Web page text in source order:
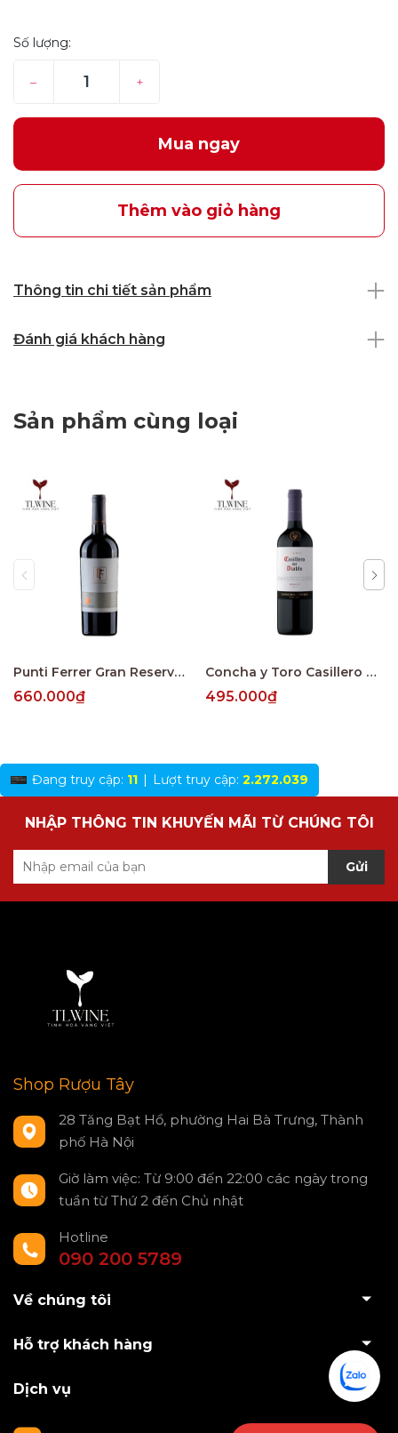
Số lượng:
– +
Mua ngay
Thêm vào giỏ hàng
Thông tin chi tiết sản phẩm
Đánh giá khách hàng
Sản phẩm cùng loại
Punti Ferrer Gran Reserva Cabernet Sauvignon
660.000₫
Concha y Toro Casillero del Diablo Reserva Merlot Central Valley
495.000₫
Đang truy cập: 11 | Lượt truy cập: 2.272.039
NHẬP THÔNG TIN KHUYẾN MÃI TỪ CHÚNG TÔI
Gửi
Shop Rượu Tây
28 Tăng Bạt Hổ, phường Hai Bà Trưng, Thành
phố Hà Nội
Giờ làm việc: Từ 9:00 đến 22:00 các ngày trong
tuần từ Thứ 2 đến Chủ nhật
Hotline
090 200 5789
Về chúng tôi
Hỗ trợ khách hàng
Dịch vụ